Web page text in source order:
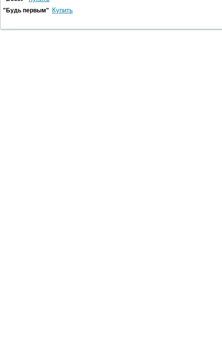
"Будь первым" Купить